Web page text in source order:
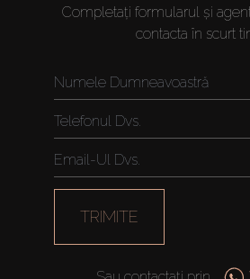
Completați formularul și
contacta în scurt
TRIMITE